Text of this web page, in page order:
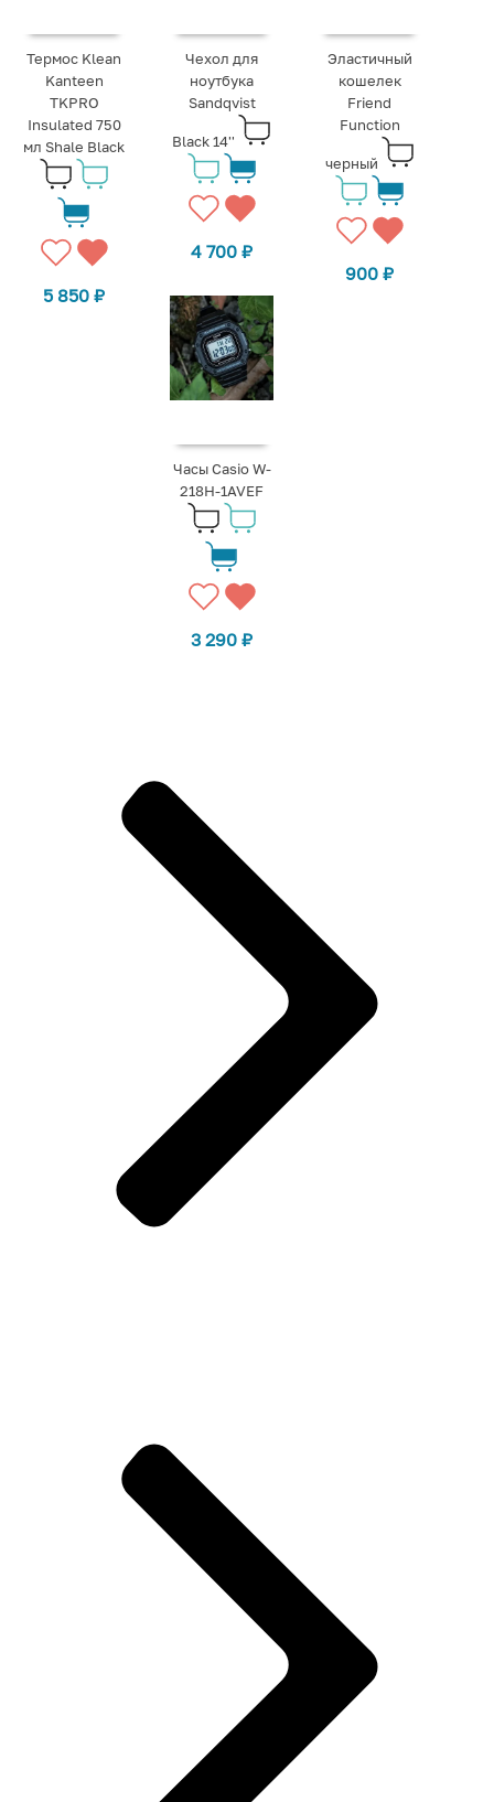
Термос Klean
Kanteen
TKPRO
Insulated 750
мл Shale Black
5 850₽
Чехол для
ноутбука
Sandqvist
Black 14''
4 700₽
Эластичный
кошелек
Friend
Function
черный
900₽
Часы Casio W-
218H-1AVEF
3 290₽